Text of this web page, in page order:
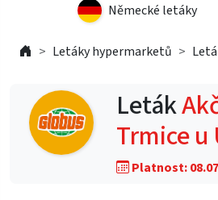
Německé letáky
Letáky hypermarketů
Leták
Trmice u
Platnost: